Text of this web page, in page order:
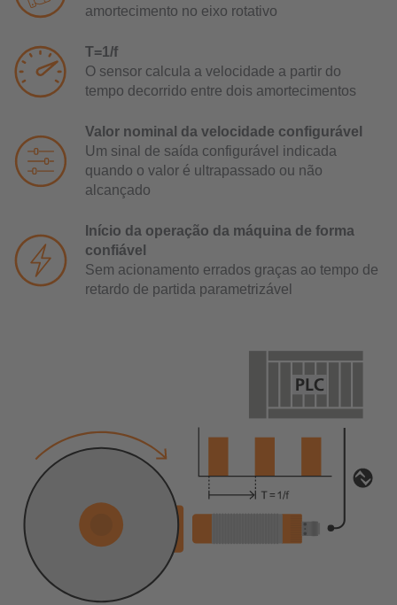
amortecimento no eixo rotativo
T=1/f
O sensor calcula a velocidade a partir do
tempo decorrido entre dois amortecimentos
Valor nominal da velocidade configurável
Um sinal de saída configurável indicada
quando o valor é ultrapassado ou não
alcançado
Início da operação da máquina de forma
confiável
Sem acionamento errados graças ao tempo de
retardo de partida parametrizável